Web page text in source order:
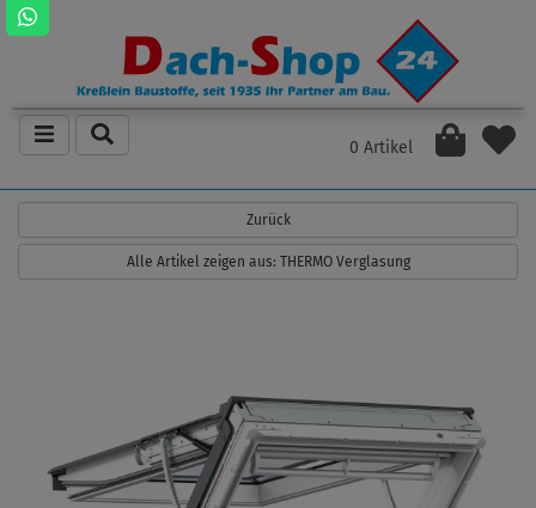
0 Artikel
Zurück
Alle Artikel zeigen aus: THERMO Verglasung